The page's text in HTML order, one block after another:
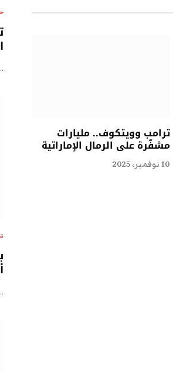
ترامب وويتكوف.. مليارات
مشفّرة على الرمال الإماراتية
10 نوفمبر، 2025